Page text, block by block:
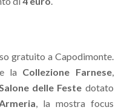
gratuito a Capodimonte.
la Collezione Farnese,
delle Feste dotato
, la mostra focus